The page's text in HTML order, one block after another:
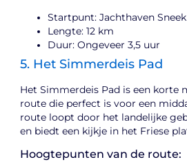
Startpunt: Jachthaven Sneek
Lengte: 12 km
Duur: Ongeveer 3,5 uur
5. Het Simmerdeis Pad
Het Simmerdeis Pad is een korte
route die perfect is voor een
route loopt door het landelijke
en biedt een kijkje in het Friese
Hoogtepunten van de route: